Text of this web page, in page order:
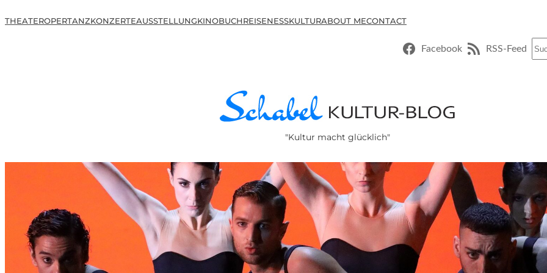
THEATEROPERTANZKONZERTEAUSSTELLUNGKINOBUCHREISENESSKULTURABOUT MECONTACT
Facebook RSS-Feed
"Kultur macht glücklich"